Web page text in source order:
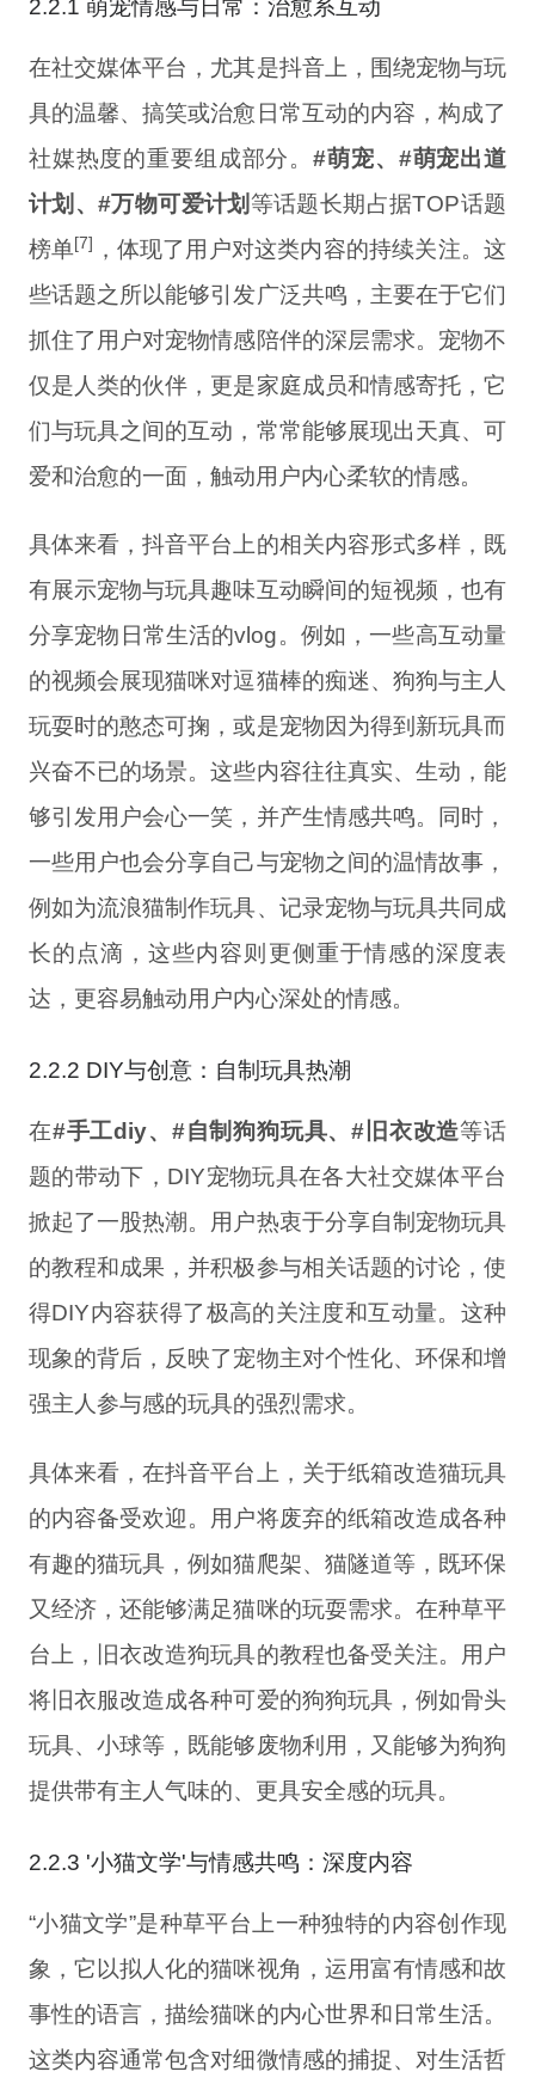
2.2.1 萌宠情感与日常：治愈系互动
在社交媒体平台，尤其是抖音上，围绕宠物与玩
具的温馨、搞笑或治愈日常互动的内容，构成了
社媒热度的重要组成部分。#萌宠、#萌宠出道
计划、#万物可爱计划 等话题长期占据TOP话题
榜单[7]
，体现了用户对这类内容的持续关注。这
些话题之所以能够引发广泛共鸣，主要在于它们
抓住了用户对宠物情感陪伴的深层需求。宠物不
仅是人类的伙伴，更是家庭成员和情感寄托，它
们与玩具之间的互动，常常能够展现出天真、可
爱和治愈的一面，触动用户内心柔软的情感。
具体来看，抖音平台上的相关内容形式多样，既
有展示宠物与玩具趣味互动瞬间的短视频，也有
分享宠物日常生活的vlog。例如，一些高互动量
的视频会展现猫咪对逗猫棒的痴迷、狗狗与主人
玩耍时的憨态可掬，或是宠物因为得到新玩具而
兴奋不已的场景。这些内容往往真实、生动，能
够引发用户会心一笑，并产生情感共鸣。同时，
一些用户也会分享自己与宠物之间的温情故事，
例如为流浪猫制作玩具、记录宠物与玩具共同成
长的点滴，这些内容则更侧重于情感的深度表
达，更容易触动用户内心深处的情感。
2.2.2 DIY与创意：自制玩具热潮
在#手工diy、#自制狗狗玩具、#旧衣改造等话
题的带动下，DIY宠物玩具在各大社交媒体平台
掀起了一股热潮。用户热衷于分享自制宠物玩具
的教程和成果，并积极参与相关话题的讨论，使
得DIY内容获得了极高的关注度和互动量。这种
现象的背后，反映了宠物主对个性化、环保和增
强主人参与感的玩具的强烈需求。
具体来看，在抖音平台上，关于纸箱改造猫玩具
的内容备受欢迎。用户将废弃的纸箱改造成各种
有趣的猫玩具，例如猫爬架、猫隧道等，既环保
又经济，还能够满足猫咪的玩耍需求。在种草平
台上，旧衣改造狗玩具的教程也备受关注。用户
将旧衣服改造成各种可爱的狗狗玩具，例如骨头
玩具、小球等，既能够废物利用，又能够为狗狗
提供带有主人气味的、更具安全感的玩具。
2.2.3 '小猫文学'与情感共鸣：深度内容
“小猫文学”是种草平台上一种独特的内容创作现
象，它以拟人化的猫咪视角，运用富有情感和故
事性的语言，描绘猫咪的内心世界和日常生活。
这类内容通常包含对细微情感的捕捉、对生活哲